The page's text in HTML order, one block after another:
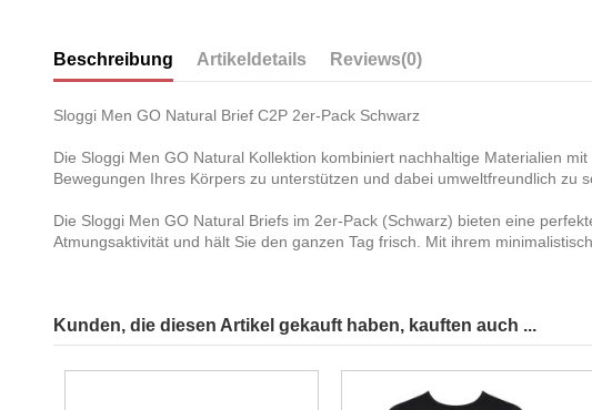
Beschreibung Artikeldetails Reviews(0)
Sloggi Men GO Natural Brief C2P 2er-Pack Schwarz
Die Sloggi Men GO Natural Kollektion kombiniert nachhaltige Materialien
Bewegungen Ihres Körpers zu unterstützen und dabei umweltfreundlich zu
Die Sloggi Men GO Natural Briefs im 2er-Pack (Schwarz) bieten eine
Atmungsaktivität und hält Sie den ganzen Tag frisch. Mit ihrem
Kunden, die diesen Artikel gekauft haben, kauften auch ...